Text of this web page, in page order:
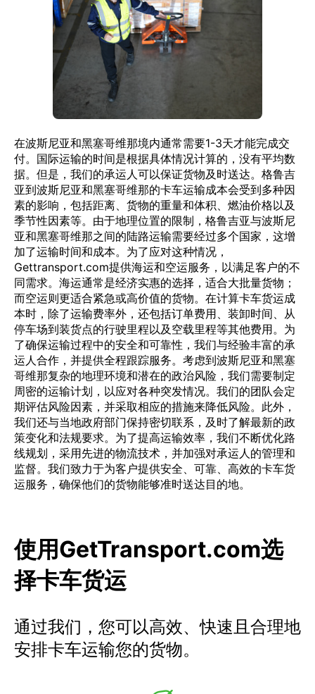
在波斯尼亚和黑塞哥维那境内通常需要1-3天才能完成交
付。国际运输的时间是根据具体情况计算的，没有平均数
据。但是，我们的承运人可以保证货物及时送达。格鲁吉
亚到波斯尼亚和黑塞哥维那的卡车运输成本会受到多种因
素的影响，包括距离、货物的重量和体积、燃油价格以及
季节性因素等。由于地理位置的限制，格鲁吉亚与波斯尼
亚和黑塞哥维那之间的陆路运输需要经过多个国家，这增
加了运输时间和成本。为了应对这种情况，
Gettransport.com提供海运和空运服务，以满足客户的不
同需求。海运通常是经济实惠的选择，适合大批量货物；
而空运则更适合紧急或高价值的货物。在计算卡车货运成
本时，除了运输费率外，还包括订单费用、装卸时间、从
停车场到装货点的行驶里程以及空载里程等其他费用。为
了确保运输过程中的安全和可靠性，我们与经验丰富的承
运人合作，并提供全程跟踪服务。考虑到波斯尼亚和黑塞
哥维那复杂的地理环境和潜在的政治风险，我们需要制定
周密的运输计划，以应对各种突发情况。我们的团队会定
期评估风险因素，并采取相应的措施来降低风险。此外，
我们还与当地政府部门保持密切联系，及时了解最新的政
策变化和法规要求。为了提高运输效率，我们不断优化路
线规划，采用先进的物流技术，并加强对承运人的管理和
监督。我们致力于为客户提供安全、可靠、高效的卡车货
运服务，确保他们的货物能够准时送达目的地。
使用GetTransport.com选
择卡车货运
通过我们，您可以高效、快速且合理地
安排卡车运输您的货物。